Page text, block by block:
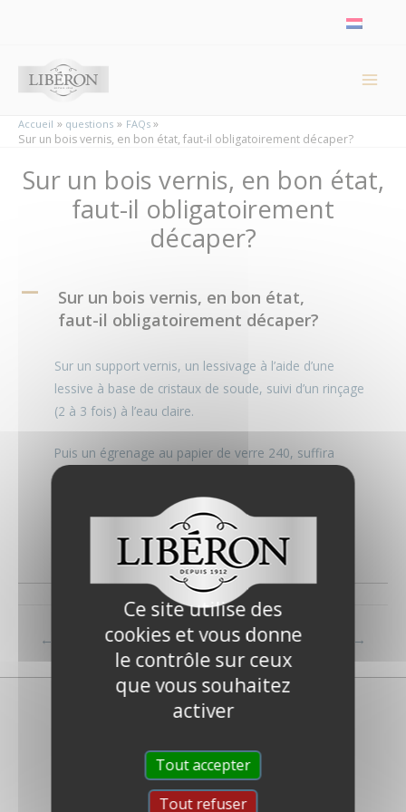
Accueil questions FAQs
Sur un bois vernis, en bon état, faut-il obligatoirement décaper?
Sur un bois vernis, en bon état,
faut-il obligatoirement
décaper?
A
Sur un bois vernis, en bon état,
faut-il obligatoirement décaper?
Sur un support vernis, un lessivage à l’aide d’une
lessive à base de cristaux de soude, suivi d’un rinçage
(2 à 3 fois) à l’eau claire.
Puis un égrenage au papier de verre 240, suffira
avant mise en peinture.
Tous nos produits/peintures ont été formulés pour
adhérer sur une surface vernie.
← FAQ précédent FAQ suivant →
Ce site utilise des
cookies et vous donne
le contrôle sur ceux
que vous souhaitez
activer
Tout accepter
Tout refuser